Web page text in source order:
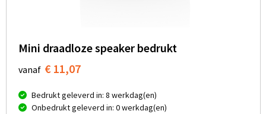
Mini draadloze speaker bedrukt
vanaf € 11,07
Bedrukt geleverd in: 8 werkdag(en)
Onbedrukt geleverd in: 0 werkdag(en)